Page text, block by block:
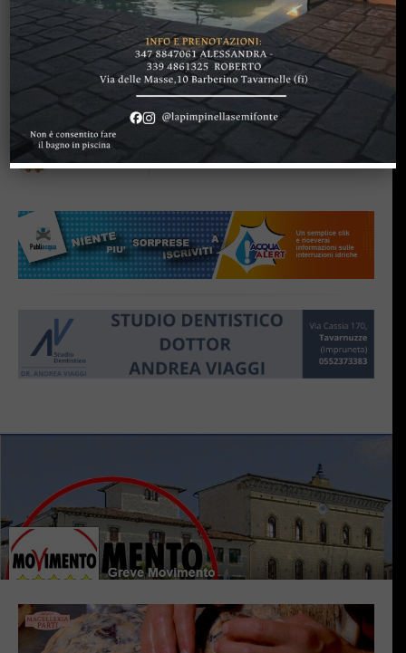
“Chiediamo con forza un
ritorno ad un impegno
politico e civile da parte di
tutti i cittadini”
diRedazione 30 Settembre 2013